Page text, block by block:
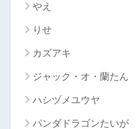
やえ
りせ
カズアキ
ジャック・オ・蘭たん
ハシヅメユウヤ
パンダドラゴンたいが